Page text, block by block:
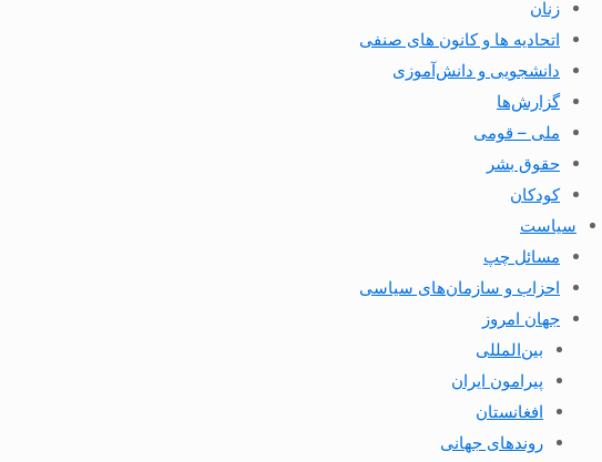
زنان
اتحادیه ها و کانون های صنفی
دانشجویی و دانش‌آموزی
گزارش‌ها
ملی – قومی
حقوق بشر
کودکان
سیاست
مسائل چپ
احزاب و سازمان‌های سیاسی
جهان امروز
بین‌المللی
پیرامون ایران
افغانستان
روندهای جهانی